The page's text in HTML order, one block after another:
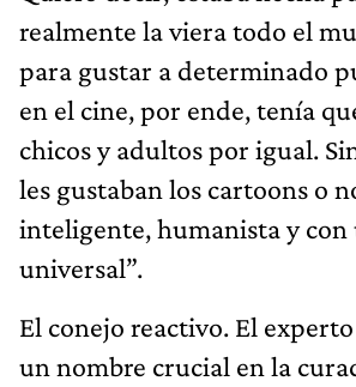
realmente la viera todo el
para gustar a determinado
en el cine, por ende, tenía
chicos y adultos por igual.
les gustaban los cartoons o
inteligente, humanista y
universal”.
El conejo reactivo. El
un nombre crucial en la